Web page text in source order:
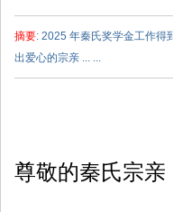
摘要: 2025 年秦氏奖学金工作得
出爱心的宗亲 ... ...
尊敬的秦氏宗亲